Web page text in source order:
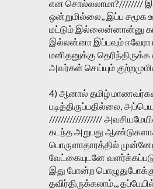
என சொல்லலாமா?////////
ஒன்றுமில்லை,, இப்ப சமூக
மட்டும் இல்லைன்னான்னு
இல்லன்னா இப்பவும் ஈவேரா
மனிதனுக்கு
அவர்கள் செய்யும்
4) ஆனால் தமிழ்
படித்திருப்பதில்லை,
//////////////////
கடந்த அறுபது
பொருளாதாரத்தில்
வேட்கையுடனே
இது போன்ற
தவிர்திருக்கலாம்,,,